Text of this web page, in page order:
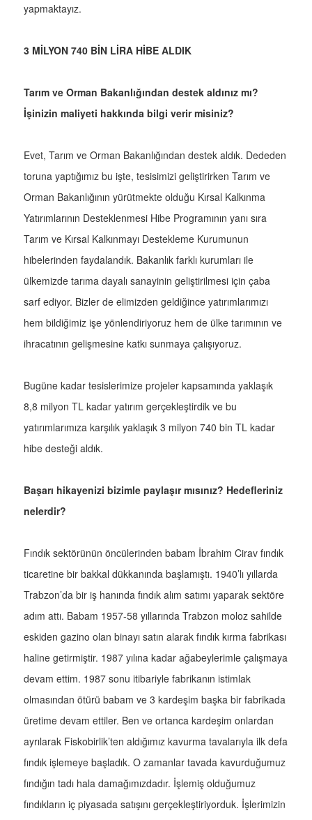
yapmaktayız.
3 MİLYON 740 BİN LİRA HİBE ALDIK
Tarım ve Orman Bakanlığından destek aldınız mı?
İşinizin maliyeti hakkında bilgi verir misiniz?
Evet, Tarım ve Orman Bakanlığından destek aldık. Dededen
toruna yaptığımız bu işte, tesisimizi geliştirirken Tarım ve
Orman Bakanlığının yürütmekte olduğu Kırsal Kalkınma
Yatırımlarının Desteklenmesi Hibe Programının yanı sıra
Tarım ve Kırsal Kalkınmayı Destekleme Kurumunun
hibelerinden faydalandık. Bakanlık farklı kurumları ile
ülkemizde tarıma dayalı sanayinin geliştirilmesi için çaba
sarf ediyor. Bizler de elimizden geldiğince yatırımlarımızı
hem bildiğimiz işe yönlendiriyoruz hem de ülke tarımının ve
ihracatının gelişmesine katkı sunmaya çalışıyoruz.
Bugüne kadar tesislerimize projeler kapsamında yaklaşık
8,8 milyon TL kadar yatırım gerçekleştirdik ve bu
yatırımlarımıza karşılık yaklaşık 3 milyon 740 bin TL kadar
hibe desteği aldık.
Başarı hikayenizi bizimle paylaşır mısınız? Hedefleriniz
nelerdir?
Fındık sektörünün öncülerinden babam İbrahim Cirav fındık
ticaretine bir bakkal dükkanında başlamıştı. 1940’lı yıllarda
Trabzon’da bir iş hanında fındık alım satımı yaparak sektöre
adım attı. Babam 1957-58 yıllarında Trabzon moloz sahilde
eskiden gazino olan binayı satın alarak fındık kırma fabrikası
haline getirmiştir. 1987 yılına kadar ağabeylerimle çalışmaya
devam ettim. 1987 sonu itibariyle fabrikanın istimlak
olmasından ötürü babam ve 3 kardeşim başka bir fabrikada
üretime devam ettiler. Ben ve ortanca kardeşim onlardan
ayrılarak Fiskobirlik’ten aldığımız kavurma tavalarıyla ilk defa
fındık işlemeye başladık. O zamanlar tavada kavurduğumuz
fındığın tadı hala damağımızdadır. İşlemiş olduğumuz
fındıkların iç piyasada satışını gerçekleştiriyorduk. İşlerimizin